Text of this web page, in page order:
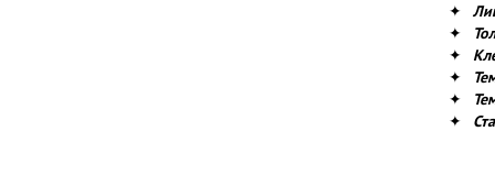
✦
✦
✦
✦
✦
✦